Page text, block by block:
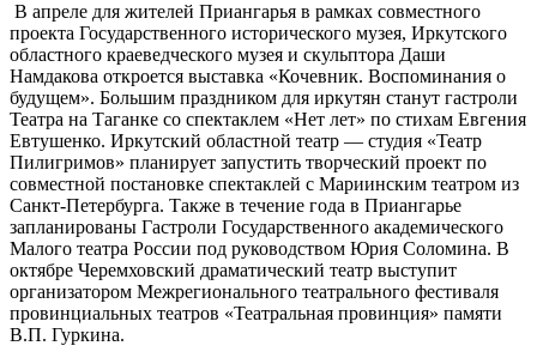
В апреле для жителей Приангарья в рамках совместного
проекта Государственного исторического музея, Иркутского
областного краеведческого музея и скульптора Даши
Намдакова откроется выставка «Кочевник. Воспоминания о
будущем». Большим праздником для иркутян станут гастроли
Театра на Таганке со спектаклем «Нет лет» по стихам Евгения
Евтушенко. Иркутский областной театр — студия «Театр
Пилигримов» планирует запустить творческий проект по
совместной постановке спектаклей с Мариинским театром из
Санкт-Петербурга. Также в течение года в Приангарье
запланированы Гастроли Государственного академического
Малого театра России под руководством Юрия Соломина. В
октябре Черемховский драматический театр выступит
организатором Межрегионального театрального фестиваля
провинциальных театров «Театральная провинция» памяти
В.П. Гуркина.